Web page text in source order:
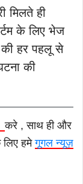
मिलते ही
के लिए भेज
हर पहलू से
की
करे , साथ ही और
लिए हमेगूगल न्यूज़